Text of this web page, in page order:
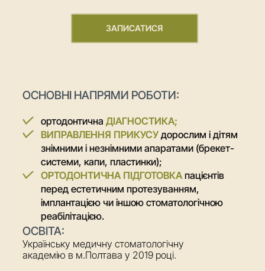
ЗАПИСАТИСЯ
ОСНОВНІ НАПРЯМИ РОБОТИ:
ортодонтична ДІАГНОСТИКА;
ВИПРАВЛЕННЯ ПРИКУСУдорослим і дітям
знімними і незнімними апаратами (брекет-
системи, капи, пластинки);
ОРТОДОНТИЧНА ПІДГОТОВКАпацієнтів
перед естетичним протезуванням,
імплантацією чи іншою стоматологічною
реабілітацією.
ОСВІТА:
Українську медичну стоматологічну
академію в м.Полтава у 2019 році.